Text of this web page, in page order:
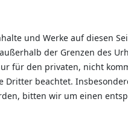
und Werke auf diesen
der Grenzen des
für den privaten, nicht
beachtet.
bitten wir um einen